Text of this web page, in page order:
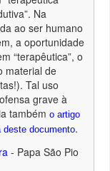
Na
ao ser humano
a oportunidade
“terapêutica”, o
material de
Tal uso
grave à
tambémo artigo
deste documento.
- Papa São Pio